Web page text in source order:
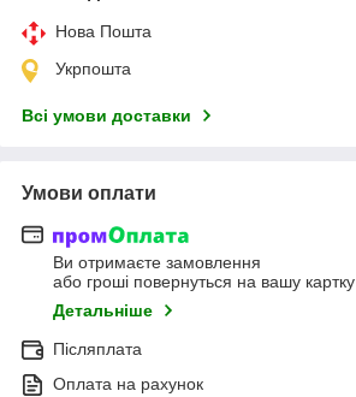
Нова Пошта
Укрпошта
Всі умови доставки
Умови оплати
Ви отримаєте замовлення
або гроші повернуться на вашу картку
Детальніше
Післяплата
Оплата на рахунок